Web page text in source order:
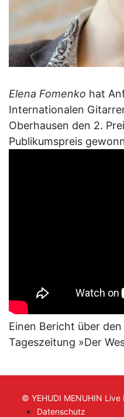
Elena Fomenko hat
Internationalen
Oberhausen den 2.
Publikumspreis
Einen Bericht über
Tageszeitung »Der
© YEHUDI MENUHIN
Datenschutz